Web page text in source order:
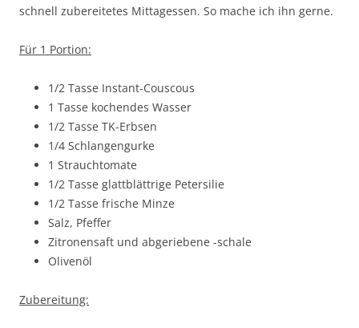
schnell zubereitetes Mittagessen. So mache ich ihn gerne.
Für 1 Portion:
1/2 Tasse Instant-Couscous
1 Tasse kochendes Wasser
1/2 Tasse TK-Erbsen
1/4 Schlangengurke
1 Strauchtomate
1/2 Tasse glattblättrige Petersilie
1/2 Tasse frische Minze
Salz, Pfeffer
Zitronensaft und abgeriebene -schale
Olivenöl
Zubereitung: